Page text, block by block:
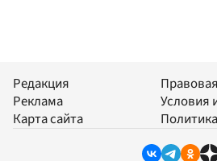
Редакция
Реклама
Карта сайта
Условия